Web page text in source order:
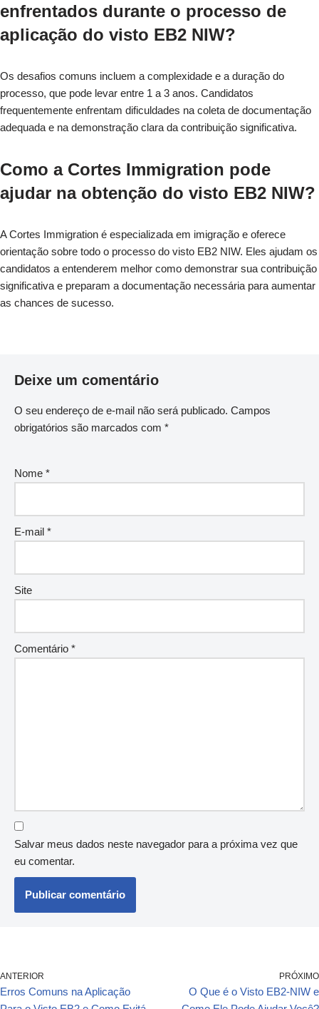
enfrentados durante o processo de
aplicação do visto EB2 NIW?
Os desafios comuns incluem a complexidade e a duração do
processo, que pode levar entre 1 a 3 anos. Candidatos
frequentemente enfrentam dificuldades na coleta de documentação
adequada e na demonstração clara da contribuição significativa.
Como a Cortes Immigration pode
ajudar na obtenção do visto EB2 NIW?
A Cortes Immigration é especializada em imigração e oferece
orientação sobre todo o processo do visto EB2 NIW. Eles ajudam os
candidatos a entenderem melhor como demonstrar sua contribuição
significativa e preparam a documentação necessária para aumentar
as chances de sucesso.
Deixe um comentário
O seu endereço de e-mail não será publicado. Campos
obrigatórios são marcados com *
Nome *
E-mail *
Site
Comentário *
Salvar meus dados neste navegador para a próxima vez que
eu comentar.
ANTERIOR
Erros Comuns na Aplicação
PRÓXIMO
O Que é o Visto EB2-NIW e